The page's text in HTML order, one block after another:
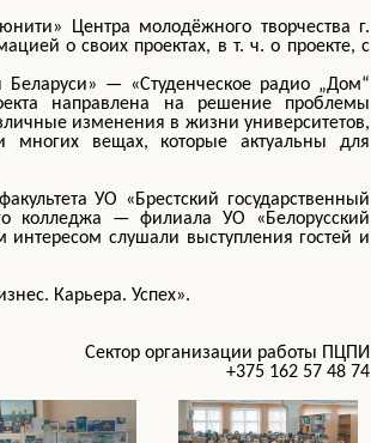
Центра молодёжного творчества г.
о своих проектах, в т. ч. о проекте, с
Беларуси» — «Студенческое радио „Дом“
направлена на решение проблемы
изменения в жизни университетов,
многих вещах, которые актуальны для
УО «Брестский государственный
колледжа — филиала УО «Белорусский
интересом слушали выступления гостей и
Карьера. Успех».
Сектор организации работы ПЦПИ
+375 162 57 48 74